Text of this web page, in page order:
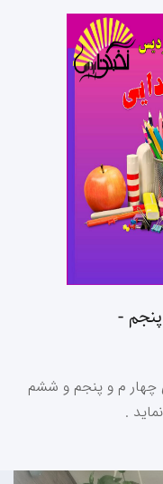
-
م و پنجم و ششم
.